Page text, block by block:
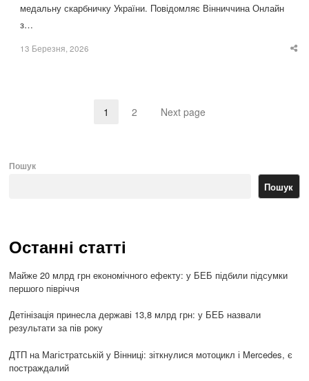
медальну скарбничку України. Повідомляє Вінниччина Онлайн
з…
13 Березня, 2026
Page
1 Page
2 Next page
Пошук
Пошук
Останні статті
Майже 20 млрд грн економічного ефекту: у БЕБ підбили підсумки
першого півріччя
Детінізація принесла державі 13,8 млрд грн: у БЕБ назвали
результати за пів року
ДТП на Магістратській у Вінниці: зіткнулися мотоцикл і Mercedes, є
постраждалий